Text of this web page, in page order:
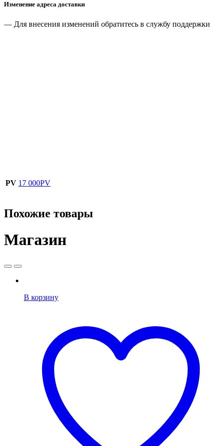
Изменение адреса доставки
— Для внесения изменений обратитесь в службу поддержки
PV 17 000PV
Похожие товары
Магазин
В корзину